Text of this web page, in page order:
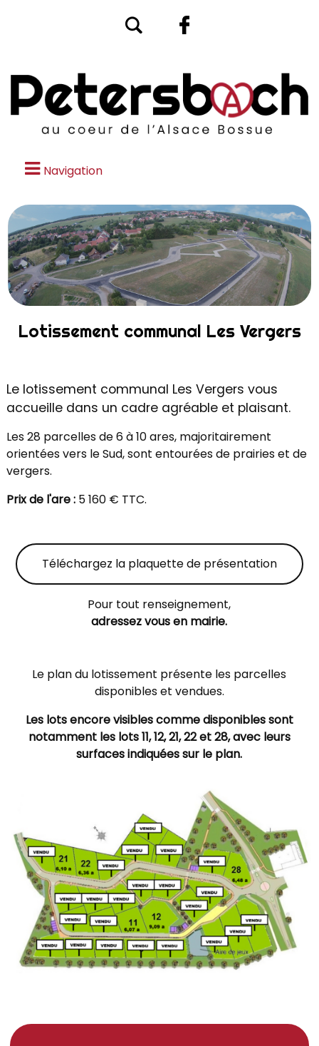
Navigation
Lotissement communal Les Vergers
Le lotissement communal Les Vergers vous
accueille dans un cadre agréable et plaisant.
Les 28 parcelles de 6 à 10 ares, majoritairement
orientées vers le Sud, sont entourées de prairies et de
vergers.
Prix de l'are :5 160 € TTC.
Téléchargez la plaquette de présentation
Pour tout renseignement,
adressez vous en mairie.
Le plan du lotissement présente les parcelles
disponibles et vendues.
Les lots encore visibles comme disponibles sont
notamment les lots 11, 12, 21, 22 et 28, avec leurs
surfaces indiquées sur le plan.